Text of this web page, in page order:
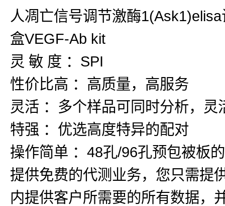
人凋亡信号调节激酶
盒VEGF-Ab kit
灵 敏 度 ：SPI
性价比高 ：高质量，高服务
灵活 ：多个样品可同时分析，
特强 ：优选高度特异的配对
操作简单 ：48孔/96孔预包被板
提供免费的代测业务，您只需提
内提供客户所需要的所有数据，